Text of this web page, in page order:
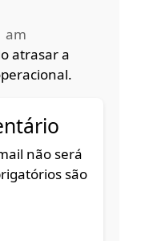
am
atrasar a
não será
são